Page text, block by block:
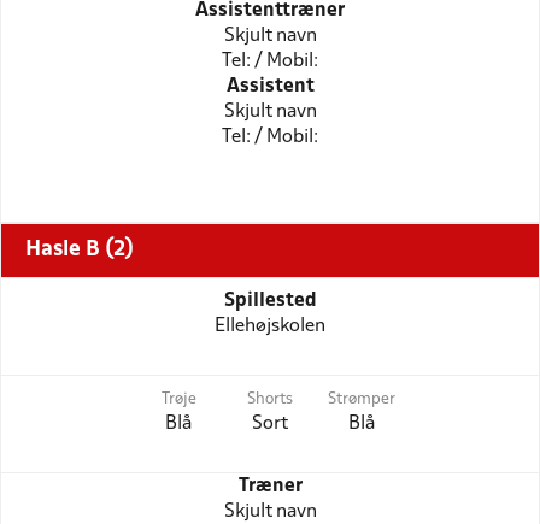
Assistenttræner
Skjult navn
Tel: / Mobil:
Assistent
Skjult navn
Tel: / Mobil:
Hasle B (2)
Spillested
Ellehøjskolen
Trøje
Blå
Shorts
Sort
Strømper
Blå
Træner
Skjult navn